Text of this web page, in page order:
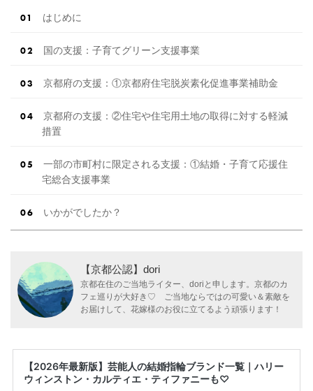
はじめに
国の支援：子育てグリーン支援事業
京都府の支援：①京都府住宅脱炭素化促進事業補助金
京都府の支援：②住宅や住宅用土地の取得に対する軽減
措置
一部の市町村に限定される支援：①結婚・子育て応援住
宅総合支援事業
いかがでしたか？
【京都公認】dori
京都在住のご当地ライター、doriと申します。京都のカ
フェ巡りが大好き♡ ご当地ならではの可愛い＆素敵を
お届けして、花嫁様のお役に立てるよう頑張ります！
【2026年最新版】芸能人の結婚指輪ブランド一覧｜ハリー
ウィンストン・カルティエ・ティファニーも♡